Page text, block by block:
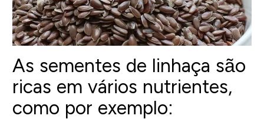
As sementes de linhaça são
ricas em vários nutrientes,
como por exemplo: